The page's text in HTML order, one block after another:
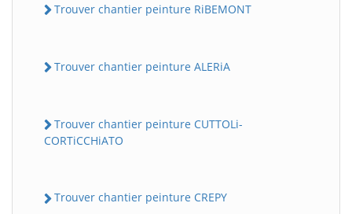
Trouver chantier peinture RiBEMONT
Trouver chantier peinture ALERiA
Trouver chantier peinture CUTTOLi-
CORTiCCHiATO
Trouver chantier peinture CREPY